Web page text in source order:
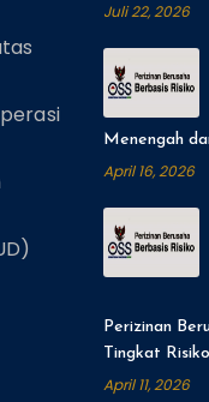
Juli 22, 2026
Menengah
April 16, 2026
Perizinan
Tingkat Risiko
April 11, 2026